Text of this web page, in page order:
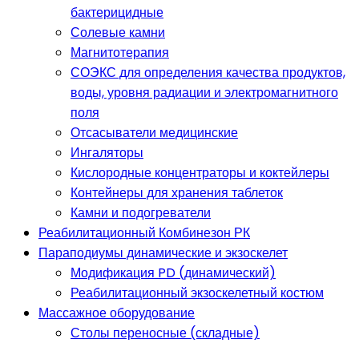
бактерицидные
Солевые камни
Магнитотерапия
СОЭКС для определения качества продуктов,
воды, уровня радиации и электромагнитного
поля
Отсасыватели медицинские
Ингаляторы
Кислородные концентраторы и коктейлеры
Контейнеры для хранения таблеток
Камни и подогреватели
Реабилитационный Комбинезон РК
Параподиумы динамические и экзоскелет
Модификация PD (динамический)
Реабилитационный экзоскелетный костюм
Массажное оборудование
Столы переносные (складные)